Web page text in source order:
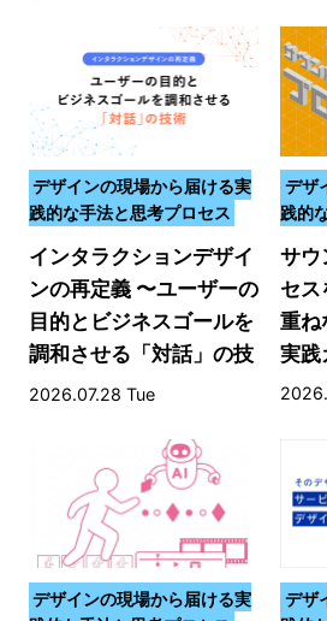
デザインの現場から届ける実
践的な手法と思考プロセス
インタラクションデザイ
ンの再定義 〜ユーザーの
目的とビジネスゴールを
調和させる「対話」の技
術〜
2026.07.28 Tue
デザ
践的
サウ
セス
重ね
実践
デザインの現場から届ける実
デザ